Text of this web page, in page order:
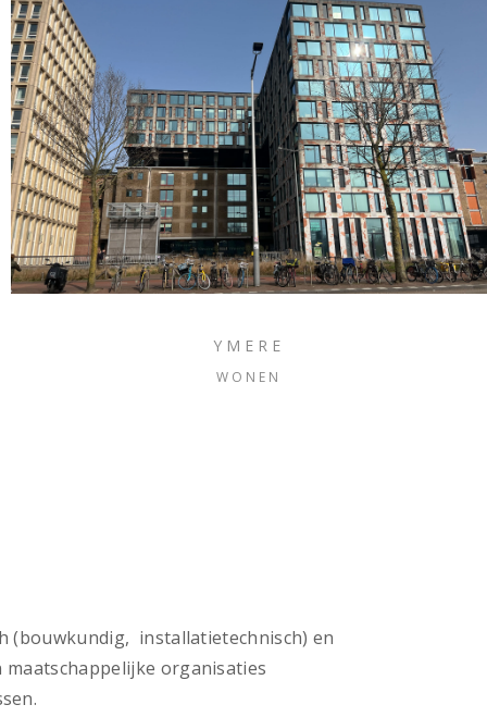
YMERE
WONEN
(bouwkundig, installatietechnisch) en
organisaties